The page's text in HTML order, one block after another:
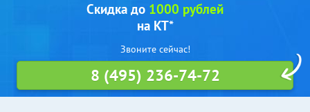
Скидка до 1000 рублей
на КТ*
Звоните сейчас!
8 (495) 236-74-72